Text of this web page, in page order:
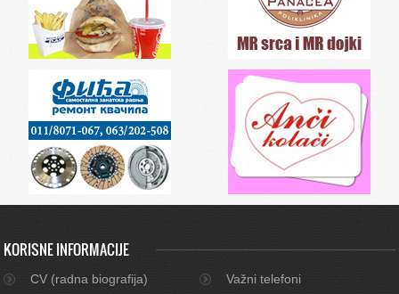
KORISNE INFORMACIJE
CV (radna biografija)
Važni telefoni